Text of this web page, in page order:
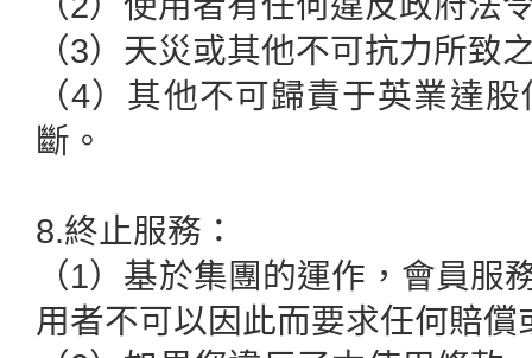
（3）天災或其他不可抗力所致
（4）其他不可歸責于英業達
斷。
8.終止服務：
（1）基於集團的運作，會員
用者不可以因此而要求任何賠償